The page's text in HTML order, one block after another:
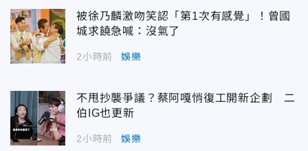
被徐乃麟激吻笑認「第1次有感覺」！曾國
城求饒急喊：沒氣了
2小時前 娛樂
不甩抄襲爭議？蔡阿嘎悄復工開新企劃 二
伯IG也更新
2小時前 娛樂